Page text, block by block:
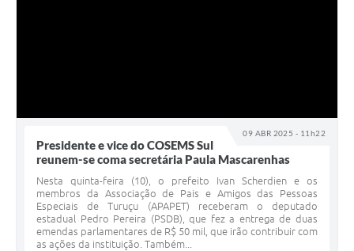
09 ABR 2025 - 11h22
Presidente e vice do COSEMS Sul
reunem-se coma secretária Paula Mascarenhas
Nesta quinta-feira (10), o prefeito Ivan Scherdien e os
membros da Associação de Pais e Amigos das Pessoas
Especiais de Turuçu (APAPET) receberam o deputado
estadual Pedro Pereira (PSDB), que fez a entrega de duas
emendas parlamentares de R$ 50 mil, que irão contribuir com
as ações da instituição. Também...